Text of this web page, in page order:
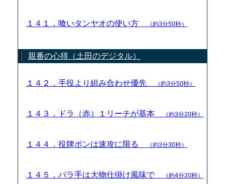
１４１．喰いタンヤオの使い方 （約3分50秒）
親番の心得（土田のデジタル）
１４２．手役より組み合わせ優先 （約3分50秒）
１４３．ドラ（赤）１リーチが基本 （約3分20秒）
１４４．役牌ポンは速攻に限る （約3分30秒）
１４５．バラ手は大物仕掛け風味で （約4分20秒）